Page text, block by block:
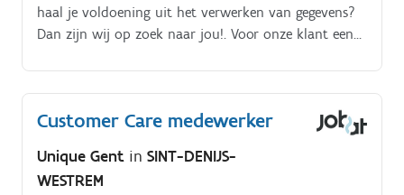
haal je voldoening uit het verwerken van gegevens?
Dan zijn wij op zoek naar jou!. Voor onze klant een
zoek naar een Operationeel Medewerkers die het
team Tax operations tijdelijk versterken voor 3
maanden Jouw taken:. Verwerken van Duitse tax
informatie in belasting dossiers Indienen van dossiers
via het portaal van de Duitse fiscus Administratief
Customer Care medewerker
Unique Gent in SINT-DENIJS-
WESTREM